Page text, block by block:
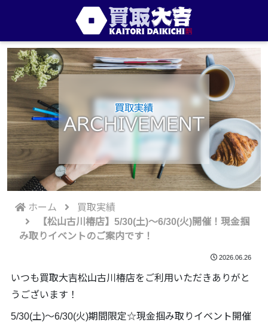
買取実績
ARCHIVEMENT
ホーム
買取実績
【松山古川椿店】5/30(土)～6/30(火)開催！現金掴
み取りイベントのご案内です！
2026.06.26
いつも買取大吉松山古川椿店をご利用いただきありがと
うございます！
5/30(土)～6/30(火)期間限定☆現金掴み取りイベント開催